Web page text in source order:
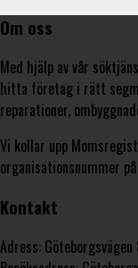
Om oss
Med hjälp av vår
hitta företag i rätt
reparationer,
Vi kollar upp
organisationsnummer
Kontakt
Adress: Göteborgsvägen